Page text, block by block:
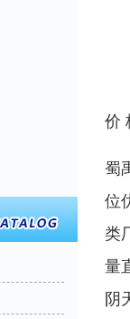
价
蜀
位
类
量
阴